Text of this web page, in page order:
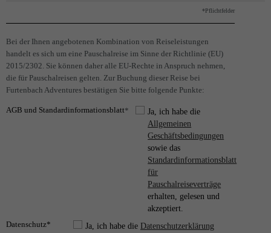
*Pflichtfelder
Bei der Ihnen angebotenen Kombination von Reiseleistungen
handelt es sich um eine Pauschalreise im Sinne der Richtlinie (EU)
2015/2302. Sie können daher alle EU-Rechte in Anspruch nehmen,
die für Pauschalreisen gelten. Zur Buchung dieser Reise bei
Furtenbach Adventures bestätigen Sie bitte folgende Punkte:
AGB und Standardinformationsblatt*
Ja, ich habe die
Allgemeinen
Geschäftsbedingungen
sowie das
Standardinformationsblatt
für
Pauschalreiseverträge
erhalten, gelesen und
akzeptiert.
Datenschutz*
Ja, ich habe die Datenschutzerklärung